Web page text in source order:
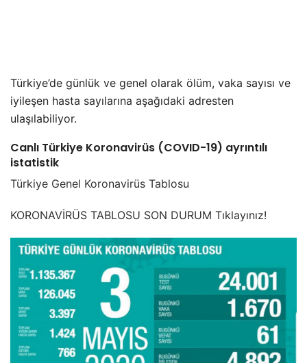
Türkiye’de günlük ve genel olarak ölüm, vaka sayısı ve
iyileşen hasta sayılarına aşağıdaki adresten
ulaşılabiliyor.
Canlı Türkiye Koronavirüs (COVID-19) ayrıntılı
istatistik
Türkiye Genel Koronavirüs Tablosu
KORONAVİRÜS TABLOSU SON DURUM Tıklayınız!